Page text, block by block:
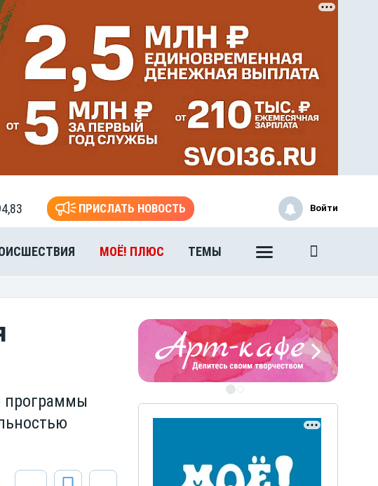
ПРИСЛАТЬ НОВОСТЬ
МОЁ! ПЛЮС ТЕМЫ
Войти
программы
ЭТО БЫЛО В АФГАНЕ
воинов-интернационалистов
ЭТО БЫЛО В
Книга памяти воронежских